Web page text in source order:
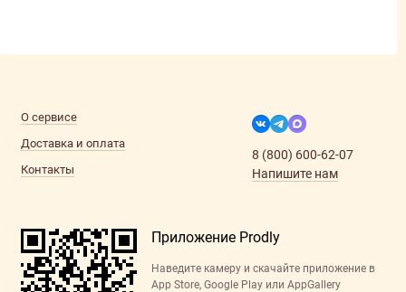
О сервисе
Доставка и оплата
Контакты
8 (800) 600-62-07
Напишите нам
Приложение Prodly
Наведите камеру и скачайте приложение в
App Store, Google Play или AppGallery